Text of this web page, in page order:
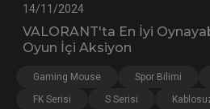
14/11/2024
VALORANT'ta En İyi
Oyun İçi Aksiyon
Gaming Mouse Spor Bilimi
FK Serisi
S Serisi